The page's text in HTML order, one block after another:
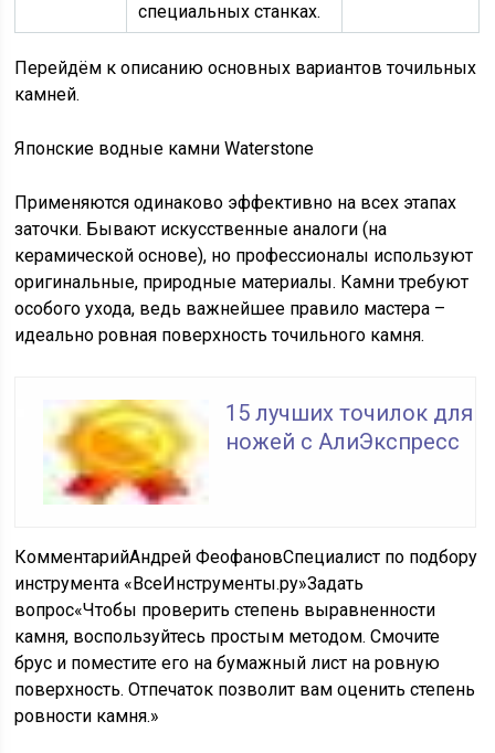
специальных станках.
Перейдём к описанию основных вариантов точильных
камней.
Японские водные камни Waterstone
Применяются одинаково эффективно на всех этапах
заточки. Бывают искусственные аналоги (на
керамической основе), но профессионалы используют
оригинальные, природные материалы. Камни требуют
особого ухода, ведь важнейшее правило мастера –
идеально ровная поверхность точильного камня.
15 лучших точилок для
ножей с АлиЭкспресс
КомментарийАндрей ФеофановСпециалист по подбору
инструмента «ВсеИнструменты.ру»Задать
вопрос«Чтобы проверить степень выравненности
камня, воспользуйтесь простым методом. Смочите
брус и поместите его на бумажный лист на ровную
поверхность. Отпечаток позволит вам оценить степень
ровности камня.»